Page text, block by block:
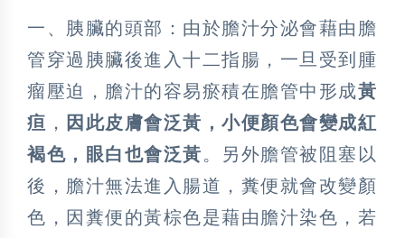
一、胰臟的頭部：由於膽汁分泌會藉由膽
管穿過胰臟後進入十二指腸，一旦受到腫
瘤壓迫，膽汁的容易瘀積在膽管中形成黃
疸 ， 因此皮膚會泛黃，小便顏色會變成紅
褐色，眼白也會泛黃。另外膽管被阻塞以
後，膽汁無法進入腸道，糞便就會改變顏
色，因糞便的黃棕色是藉由膽汁染色，若